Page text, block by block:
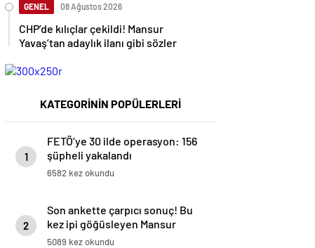
GENEL 08 Ağustos 2026
CHP’de kılıçlar çekildi! Mansur
Yavaş’tan adaylık ilanı gibi sözler
KATEGORİNİN POPÜLERLERİ
1
FETÖ’ye 30 ilde operasyon: 156
şüpheli yakalandı
6582 kez okundu
2
Son ankette çarpıcı sonuç! Bu
kez ipi göğüsleyen Mansur
Yavaş oldu
5089 kez okundu